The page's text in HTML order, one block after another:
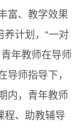
富、教学效果
养计划，“一对
年教师在导师
导师指导下，
内，青年教师
程、助教辅导